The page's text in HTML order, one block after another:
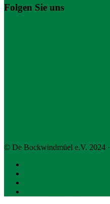
Folgen Sie uns
© De Bockwindmüel e.V. 2024 ·